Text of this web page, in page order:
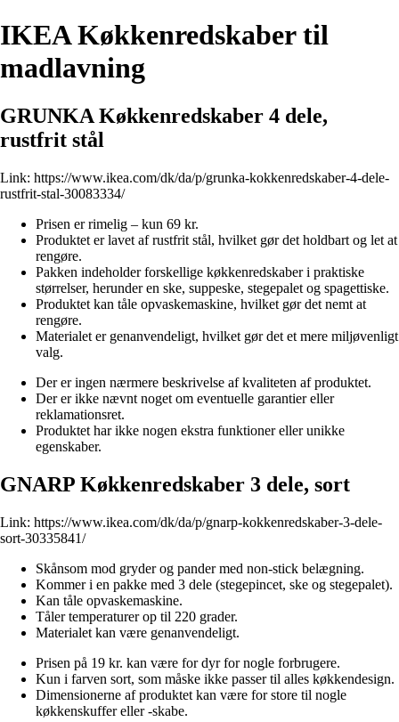
IKEA Køkkenredskaber til
madlavning
GRUNKA Køkkenredskaber 4 dele,
rustfrit stål
Link: https://www.ikea.com/dk/da/p/grunka-kokkenredskaber-4-dele-
rustfrit-stal-30083334/
Prisen er rimelig – kun 69 kr.
Produktet er lavet af rustfrit stål, hvilket gør det holdbart og let at
rengøre.
Pakken indeholder forskellige køkkenredskaber i praktiske
størrelser, herunder en ske, suppeske, stegepalet og spagettiske.
Produktet kan tåle opvaskemaskine, hvilket gør det nemt at
rengøre.
Materialet er genanvendeligt, hvilket gør det et mere miljøvenligt
valg.
Der er ingen nærmere beskrivelse af kvaliteten af produktet.
Der er ikke nævnt noget om eventuelle garantier eller
reklamationsret.
Produktet har ikke nogen ekstra funktioner eller unikke
egenskaber.
GNARP Køkkenredskaber 3 dele, sort
Link: https://www.ikea.com/dk/da/p/gnarp-kokkenredskaber-3-dele-
sort-30335841/
Skånsom mod gryder og pander med non-stick belægning.
Kommer i en pakke med 3 dele (stegepincet, ske og stegepalet).
Kan tåle opvaskemaskine.
Tåler temperaturer op til 220 grader.
Materialet kan være genanvendeligt.
Prisen på 19 kr. kan være for dyr for nogle forbrugere.
Kun i farven sort, som måske ikke passer til alles køkkendesign.
Dimensionerne af produktet kan være for store til nogle
køkkenskuffer eller -skabe.